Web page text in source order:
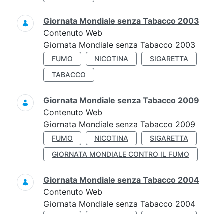
Giornata Mondiale senza Tabacco 2003
Contenuto Web
Giornata Mondiale senza Tabacco 2003
FUMO NICOTINA
SIGARETTA
TABACCO
Giornata Mondiale senza Tabacco 2009
Contenuto Web
Giornata Mondiale senza Tabacco 2009
FUMO NICOTINA
SIGARETTA
GIORNATA MONDIALE CONTRO IL FUMO
Giornata Mondiale senza Tabacco 2004
Contenuto Web
Giornata Mondiale senza Tabacco 2004